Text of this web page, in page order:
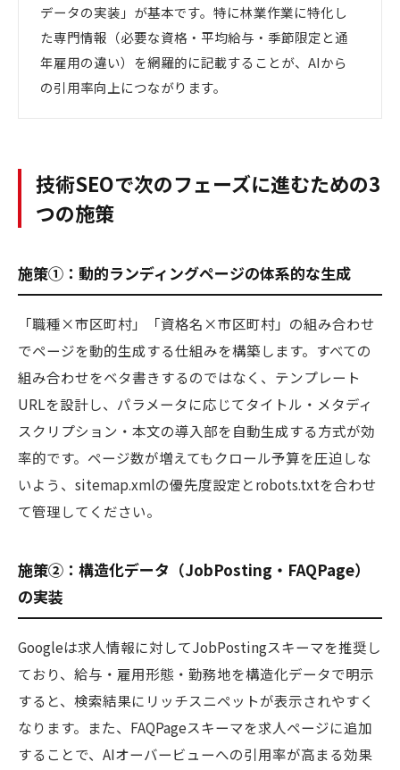
データの実装」が基本です。特に林業作業に特化し
た専門情報（必要な資格・平均給与・季節限定と通
年雇用の違い）を網羅的に記載することが、AIから
の引用率向上につながります。
技術SEOで次のフェーズに進むための3
つの施策
施策①：動的ランディングページの体系的な生成
「職種×市区町村」「資格名×市区町村」の組み合わせ
でページを動的生成する仕組みを構築します。すべての
組み合わせをベタ書きするのではなく、テンプレート
URLを設計し、パラメータに応じてタイトル・メタディ
スクリプション・本文の導入部を自動生成する方式が効
率的です。ページ数が増えてもクロール予算を圧迫しな
いよう、sitemap.xmlの優先度設定とrobots.txtを合わせ
て管理してください。
施策②：構造化データ（JobPosting・FAQPage）
の実装
Googleは求人情報に対してJobPostingスキーマを推奨し
ており、給与・雇用形態・勤務地を構造化データで明示
すると、検索結果にリッチスニペットが表示されやすく
なります。また、FAQPageスキーマを求人ページに追加
することで、AIオーバービューへの引用率が高まる効果